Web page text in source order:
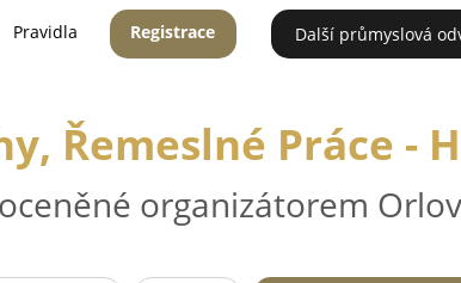
Pravidla Registrace Další průmyslová
Řemeslné Práce -
organizátorem